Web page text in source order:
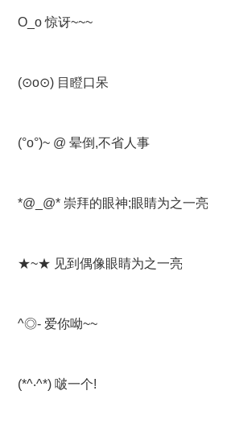
O_o 惊讶~~~
(⊙o⊙) 目瞪口呆
(°ο°)~ @ 晕倒,不省人事
*@_@* 崇拜的眼神;眼睛为之一亮
★~★ 见到偶像眼睛为之一亮
^◎- 爱你呦~~
(*^‧^*) 啵一个!